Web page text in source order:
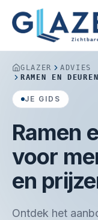
GLAZER
ADVIES
RAMEN EN
JE GIDS
Ramen
voor
en
Ontdek het